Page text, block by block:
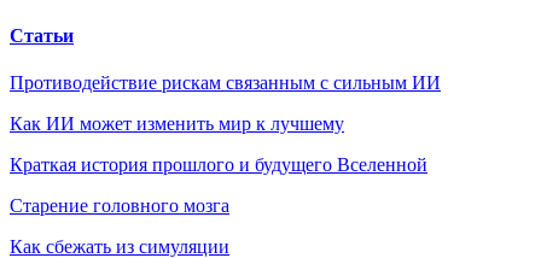
Статьи
Противодействие рискам связанным с сильным ИИ
Как ИИ может изменить мир к лучшему
Краткая история прошлого и будущего Вселенной
Старение головного мозга
Как сбежать из симуляции